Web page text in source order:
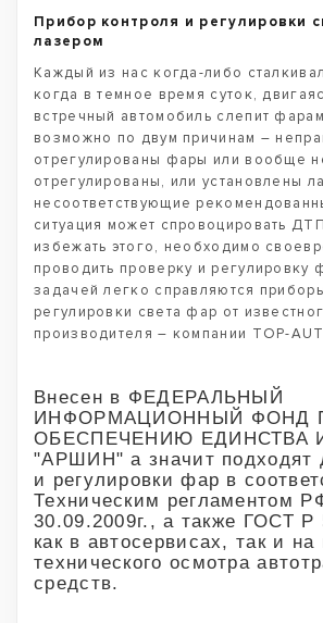
Прибор контроля и регулировки
лазером
Каждый из нас когда-либо
когда в темное время суток,
встречный автомобиль слепит
возможно по двум причинам –
отрегулированы фары или вообще
отрегулированы, или установлены
несоответствующие
ситуация может спровоцировать
избежать этого, необходимо
проводить проверку и регулировку
задачей легко справляются
регулировки света фар от
производителя – компании TOP-
Внесен в ФЕДЕРАЛЬНЫЙ
ИНФОРМАЦИОННЫЙ ФОНД
ОБЕСПЕЧЕНИЮ ЕДИНСТВА
"АРШИН" а значит подходят
и регулировки фар в
Техническим регламентом
30.09.2009г., а также ГОСТ Р
как в автосервисах, так и на
технического осмотра
средств.